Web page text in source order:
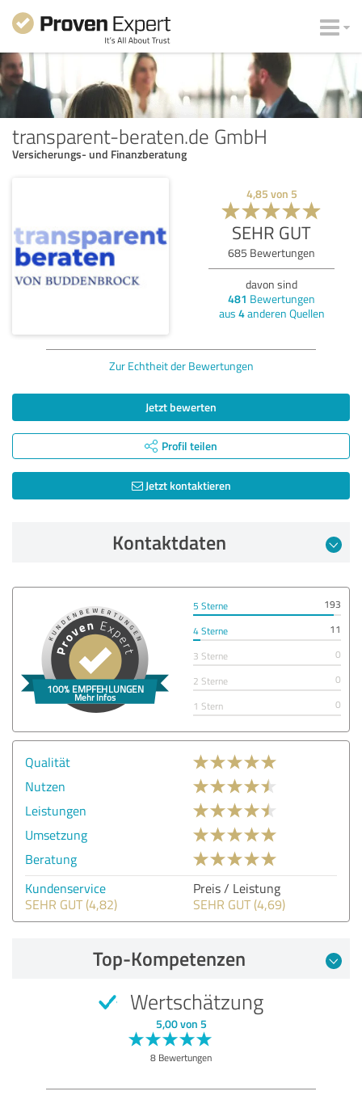
transparent-beraten.de GmbH
Versicherungs- und Finanzberatung
4,85 von 5
SEHR GUT
685 Bewertungen
davon sind
481 Bewertungen
aus 4anderen Quellen
Zur Echtheit der Bewertungen
Jetzt bewerten
Profil teilen
Jetzt kontaktieren
Kontaktdaten
5 Sterne
193
4 Sterne
11
3 Sterne
0
2 Sterne
0
1 Stern
0
Qualität
Nutzen
Leistungen
Umsetzung
Beratung
Kundenservice
SEHR GUT (4,82)
Preis / Leistung
SEHR GUT (4,69)
Top-Kompetenzen
Wertschätzung
5,00 von 5
8 Bewertungen